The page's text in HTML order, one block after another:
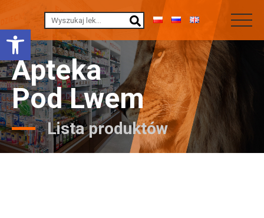
Otwórz pasek narzędzi
Apteka
Pod Lwem
Lista produktów